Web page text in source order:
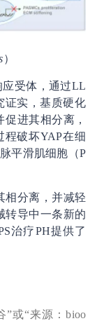
）
应受体，通过LL
证实，基质硬化
进其相分离，
程破坏YAP在细
平滑肌细胞（P
相分离，并减轻
转导中一条新的
治疗PH提供了
”或“来源：bioo